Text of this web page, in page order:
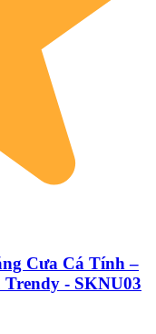
Cưa Cá Tính –
- SKNU03